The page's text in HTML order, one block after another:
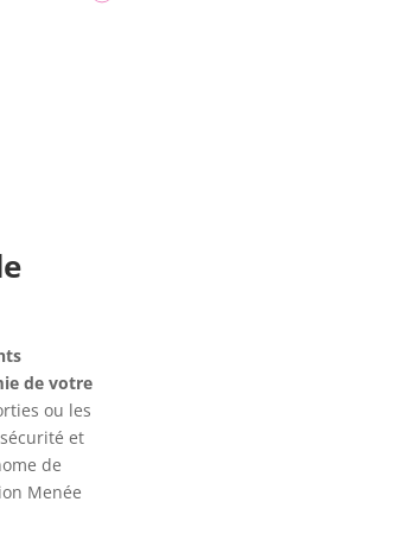
de votre
ou les
et
de
Menée